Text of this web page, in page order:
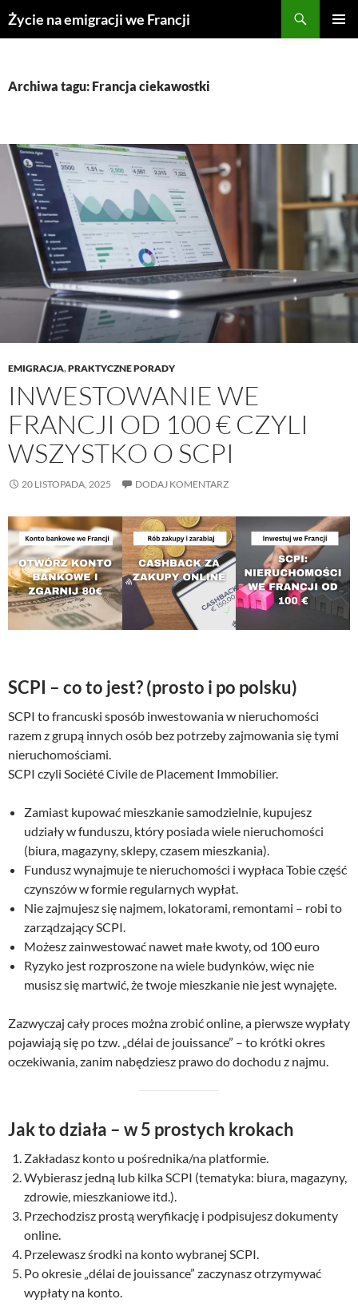
Przejdź
doŻycie na emigracji we Francji
Archiwa tagu: Francja ciekawostki
EMIGRACJA,PRAKTYCZNE PORADY
INWESTOWANIE WE
FRANCJI OD 100 € CZYLI
WSZYSTKO O SCPI
20 LISTOPADA, 2025 DODAJ KOMENTARZ
SCPI – co to jest? (prosto i po polsku)
SCPI to francuski sposób inwestowania w nieruchomości
razem z grupą innych osób bez potrzeby zajmowania się tymi
nieruchomościami.
SCPI czyli Société Civile de Placement Immobilier.
Zamiast kupować mieszkanie samodzielnie, kupujesz
udziały w funduszu, który posiada wiele nieruchomości
(biura, magazyny, sklepy, czasem mieszkania).
Fundusz wynajmuje te nieruchomości i wypłaca Tobie część
czynszów w formie regularnych wypłat.
Nie zajmujesz się najmem, lokatorami, remontami – robi to
zarządzający SCPI.
Możesz zainwestować nawet małe kwoty, od 100 euro
Ryzyko jest rozproszone na wiele budynków, więc nie
musisz się martwić, że twoje mieszkanie nie jest wynajęte.
Zazwyczaj cały proces można zrobić online, a pierwsze wypłaty
pojawiają się po tzw. „délai de jouissance” – to krótki okres
oczekiwania, zanim nabędziesz prawo do dochodu z najmu.
Jak to działa – w 5 prostych krokach
Zakładasz konto u pośrednika/na platformie.
Wybierasz jedną lub kilka SCPI (tematyka: biura, magazyny,
zdrowie, mieszkaniowe itd.).
Przechodzisz prostą weryfikację i podpisujesz dokumenty
online.
Przelewasz środki na konto wybranej SCPI.
Po okresie „délai de jouissance” zaczynasz otrzymywać
wypłaty na konto.